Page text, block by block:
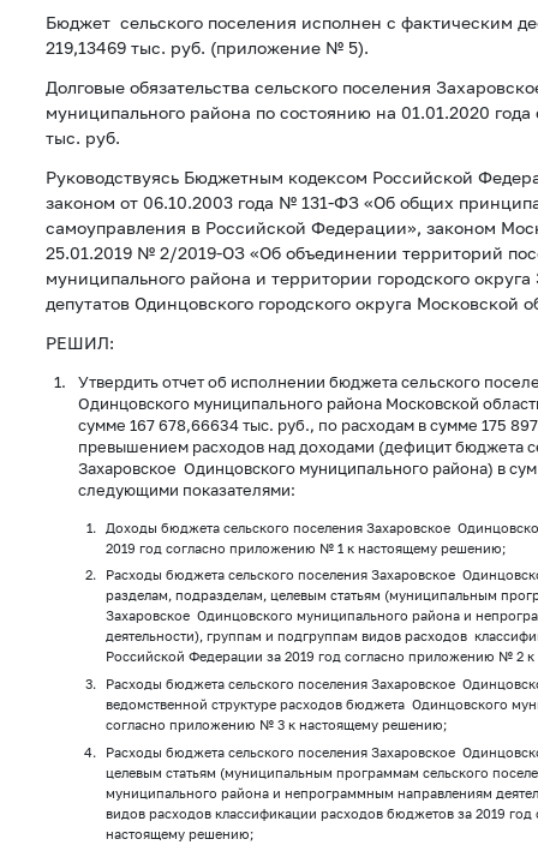
Бюджет сельского поселения исполнен с
219,13469 тыс. руб. (приложение № 5).
Долговые обязательства сельского поселения
муниципального района по состоянию на 01.01.2020
тыс. руб.
Руководствуясь Бюджетным кодексом Российской
законом от 06.10.2003 года № 131-ФЗ «Об общих
самоуправления в Российской Федерации», законом
25.01.2019 № 2/2019-ОЗ «Об объединении территорий
муниципального района и территории городского
депутатов Одинцовского городского округа Московской
РЕШИЛ:
Утвердить отчет об исполнении бюджета сельского
Одинцовского муниципального района Московской
сумме 167 678,66634 тыс. руб., по расходам в сумме 175
превышением расходов над доходами (дефицит бюджета
Захаровское Одинцовского муниципального района) в
следующими показателями:
Доходы бюджета сельского поселения Захаровское
2019 год согласно приложению № 1 к настоящему решению;
Расходы бюджета сельского поселения Захаровское
разделам, подразделам, целевым статьям (муниципальным
Захаровское Одинцовского муниципального района и
деятельности), группам и подгруппам видов расходов
Российской Федерации за 2019 год согласно приложению № 2
Расходы бюджета сельского поселения Захаровское
ведомственной структуре расходов бюджета Одинцовского
согласно приложению № 3 к настоящему решению;
Расходы бюджета сельского поселения Захаровское
целевым статьям (муниципальным программам сельского
муниципального района и непрограммным направлениям
видов расходов классификации расходов бюджетов за 2019
настоящему решению;